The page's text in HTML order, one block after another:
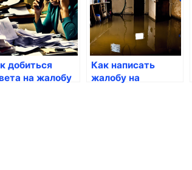
добиться
на жалобу
Как написать
жалобу на